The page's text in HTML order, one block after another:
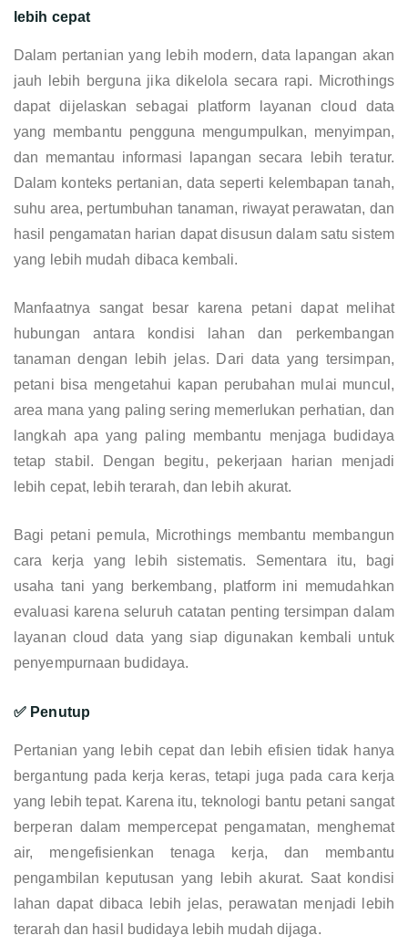
lebih cepat
Dalam pertanian yang lebih modern, data lapangan akan
jauh lebih berguna jika dikelola secara rapi. Microthings
dapat dijelaskan sebagai platform layanan cloud data
yang membantu pengguna mengumpulkan, menyimpan,
dan memantau informasi lapangan secara lebih teratur.
Dalam konteks pertanian, data seperti kelembapan tanah,
suhu area, pertumbuhan tanaman, riwayat perawatan, dan
hasil pengamatan harian dapat disusun dalam satu sistem
yang lebih mudah dibaca kembali.
Manfaatnya sangat besar karena petani dapat melihat
hubungan antara kondisi lahan dan perkembangan
tanaman dengan lebih jelas. Dari data yang tersimpan,
petani bisa mengetahui kapan perubahan mulai muncul,
area mana yang paling sering memerlukan perhatian, dan
langkah apa yang paling membantu menjaga budidaya
tetap stabil. Dengan begitu, pekerjaan harian menjadi
lebih cepat, lebih terarah, dan lebih akurat.
Bagi petani pemula, Microthings membantu membangun
cara kerja yang lebih sistematis. Sementara itu, bagi
usaha tani yang berkembang, platform ini memudahkan
evaluasi karena seluruh catatan penting tersimpan dalam
layanan cloud data yang siap digunakan kembali untuk
penyempurnaan budidaya.
✅ Penutup
Pertanian yang lebih cepat dan lebih efisien tidak hanya
bergantung pada kerja keras, tetapi juga pada cara kerja
yang lebih tepat. Karena itu, teknologi bantu petani sangat
berperan dalam mempercepat pengamatan, menghemat
air, mengefisienkan tenaga kerja, dan membantu
pengambilan keputusan yang lebih akurat. Saat kondisi
lahan dapat dibaca lebih jelas, perawatan menjadi lebih
terarah dan hasil budidaya lebih mudah dijaga.